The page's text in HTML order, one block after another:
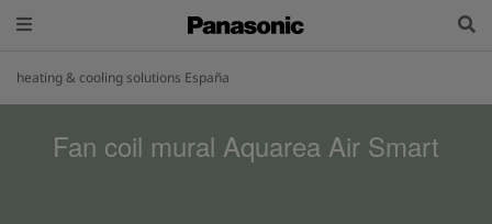
heating & cooling solutions España
Fan coil mural Aquarea Air Smart